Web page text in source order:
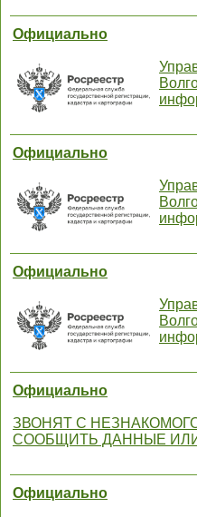
Официально
Официально
Официально
Официально
ЗВОНЯТ С
СООБЩИТЬ ДАННЫЕ
Официально